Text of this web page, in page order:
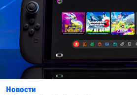
Новости